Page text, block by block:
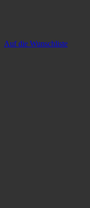
Auf die Wunschliste